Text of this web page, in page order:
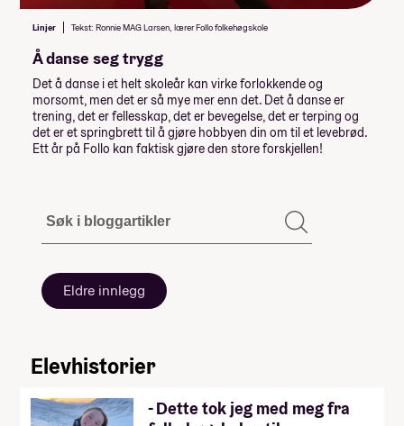
Linjer Tekst: Ronnie MAG Larsen, lærer Follo folkehøgskole
Å danse seg trygg
Det å danse i et helt skoleår kan virke forlokkende og
morsomt, men det er så mye mer enn det. Det å danse er
trening, det er fellesskap, det er bevegelse, det er terping og
det er et springbrett til å gjøre hobbyen din om til et levebrød.
Ett år på Follo kan faktisk gjøre den store forskjellen!
Eldre innlegg
Elevhistorier
- Dette tok jeg med meg fra